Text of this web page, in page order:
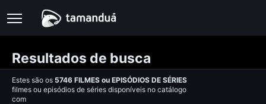
Resultados de busca
Estes são os 5746 FILMES ou EPISÓDIOS DE SÉRIES
filmes ou episódios de séries disponíveis no catálogo
com